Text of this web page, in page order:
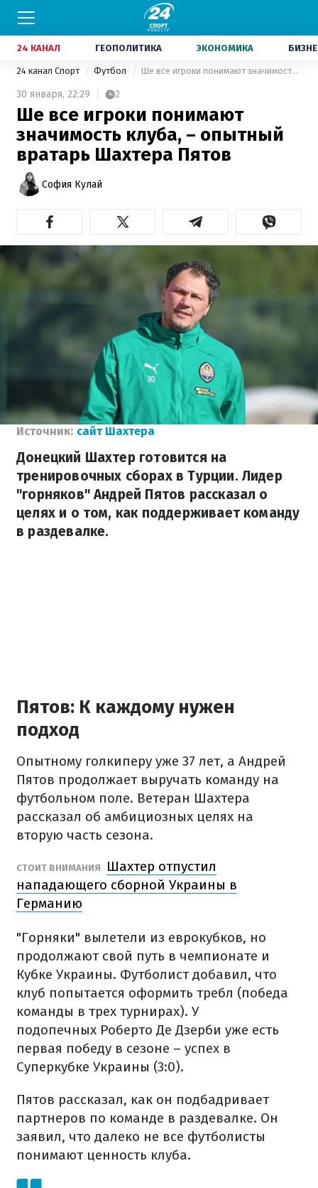
24 КАНАЛ ГЕОПОЛИТИКА ЭКОНОМИКА
24 канал Спорт Футбол Ше все игроки понимают значимость клуба, – опытный вратарь Шахтера Пятов
30 января, 22:29 2
Ше все игроки понимают
значимость клуба, – опытный
вратарь Шахтера Пятов
София Кулай
Источник: сайт Шахтера
Донецкий Шахтер готовится на
тренировочных сборах в Турции. Лидер
"горняков" Андрей Пятов рассказал о
целях и о том, как поддерживает команду
в раздевалке.
Пятов: К каждому нужен
подход
Опытному голкиперу уже 37 лет, а Андрей
Пятов продолжает выручать команду на
футбольном поле. Ветеран Шахтера
рассказал об амбициозных целях на
вторую часть сезона.
СТОИТ ВНИМАНИЯ
Шахтер отпустил
нападающего сборной Украины в
Германию
"Горняки" вылетели из еврокубков, но
продолжают свой путь в чемпионате и
Кубке Украины. Футболист добавил, что
клуб попытается оформить требл (победа
команды в трех турнирах). У
подопечных Роберто Де Дзерби уже есть
первая победу в сезоне – успех в
Суперкубке Украины (3:0).
Пятов рассказал, как он подбадривает
партнеров по команде в раздевалке. Он
заявил, что далеко не все футболисты
понимают ценность клуба.